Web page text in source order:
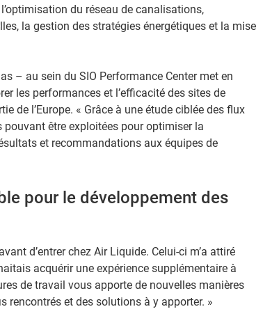
du réseau de canalisations,
la gestion des stratégies énergétiques et la mise
– au sein du SIO Performance Center met en
les performances et l’efficacité des sites de
de l’Europe. « Grâce à une étude ciblée des flux
être exploitées pour optimiser la
et recommandations aux équipes de
pour le développement des
d’entrer chez Air Liquide. Celui-ci m’a attiré
acquérir une expérience supplémentaire à
de travail vous apporte de nouvelles manières
rencontrés et des solutions à y apporter. »